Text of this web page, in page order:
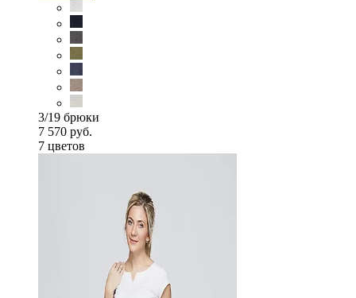
3/19 брюки
7 570 руб.
7 цветов